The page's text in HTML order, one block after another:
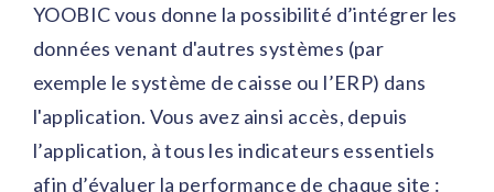
YOOBIC vous donne la possibilité d’intégrer les
données venant d'autres systèmes (par
exemple le système de caisse ou l’ERP) dans
l'application. Vous avez ainsi accès, depuis
l’application, à tous les indicateurs essentiels
afin d’évaluer la performance de chaque site :